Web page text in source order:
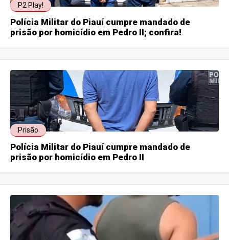
P2 Play!
Polícia Militar do Piauí cumpre mandado de
prisão por homicídio em Pedro II; confira!
Prisão
Polícia Militar do Piauí cumpre mandado de
prisão por homicídio em Pedro II